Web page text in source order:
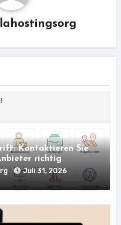
Kontaktieren Sie
richtig
Juli 31, 2026